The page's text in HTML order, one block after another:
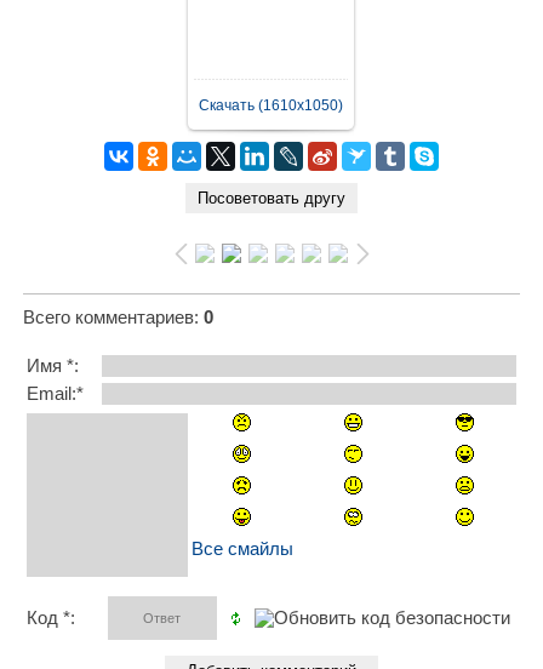
Скачать (1610x1050)
Всего комментариев: 0
Имя *:
Email:*
Все смайлы
Код *: